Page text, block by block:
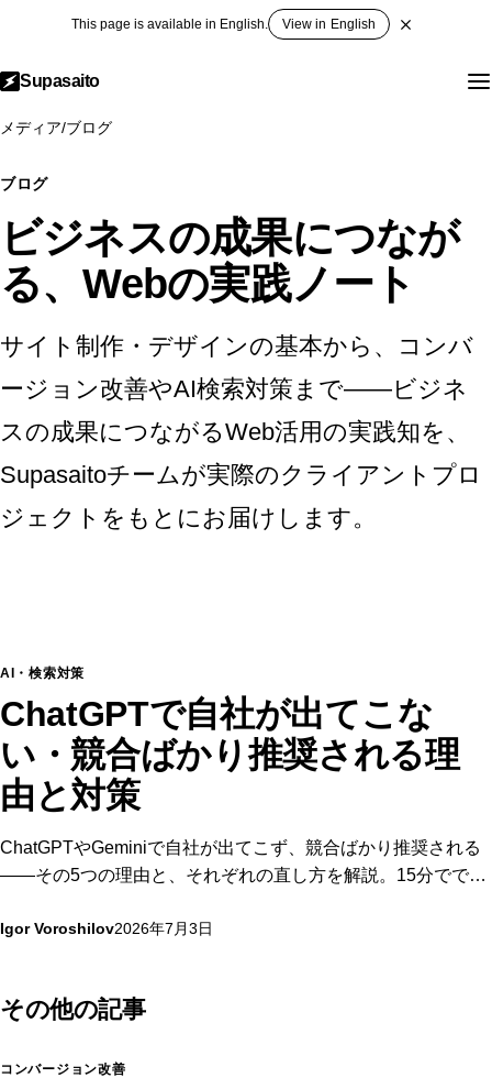
This page is available in English. View in English
Supasaito
メディア/ブログ
ブログ
ビジネスの成果につなが
る、Webの実践ノート
サイト制作・デザインの基本から、コンバ
ージョン改善やAI検索対策まで——ビジネ
スの成果につながるWeb活用の実践知を、
Supasaitoチームが実際のクライアントプロ
ジェクトをもとにお届けします。
AI・検索対策
ChatGPTで自社が出てこな
い・競合ばかり推奨される理
由と対策
ChatGPTやGeminiで自社が出てこず、競合ばかり推奨される
——その5つの理由と、それぞれの直し方を解説。15分ででき
Supasaitoがまとめます。
Igor Voroshilov2026年7月3日
その他の記事
コンバージョン改善